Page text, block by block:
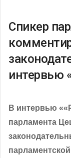
Спикер
интервью
В интервью
парламента